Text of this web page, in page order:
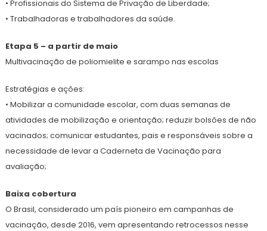
• Profissionais do Sistema de Privação de Liberdade;
• Trabalhadoras e trabalhadores da saúde.
Etapa 5 – a partir de maio
Multivacinação de poliomielite e sarampo nas escolas
Estratégias e ações:
• Mobilizar a comunidade escolar, com duas semanas de
atividades de mobilização e orientação; reduzir bolsões de não
vacinados; comunicar estudantes, pais e responsáveis sobre a
necessidade de levar a Caderneta de Vacinação para
avaliação;
Baixa cobertura
O Brasil, considerado um país pioneiro em campanhas de
vacinação, desde 2016, vem apresentando retrocessos nesse